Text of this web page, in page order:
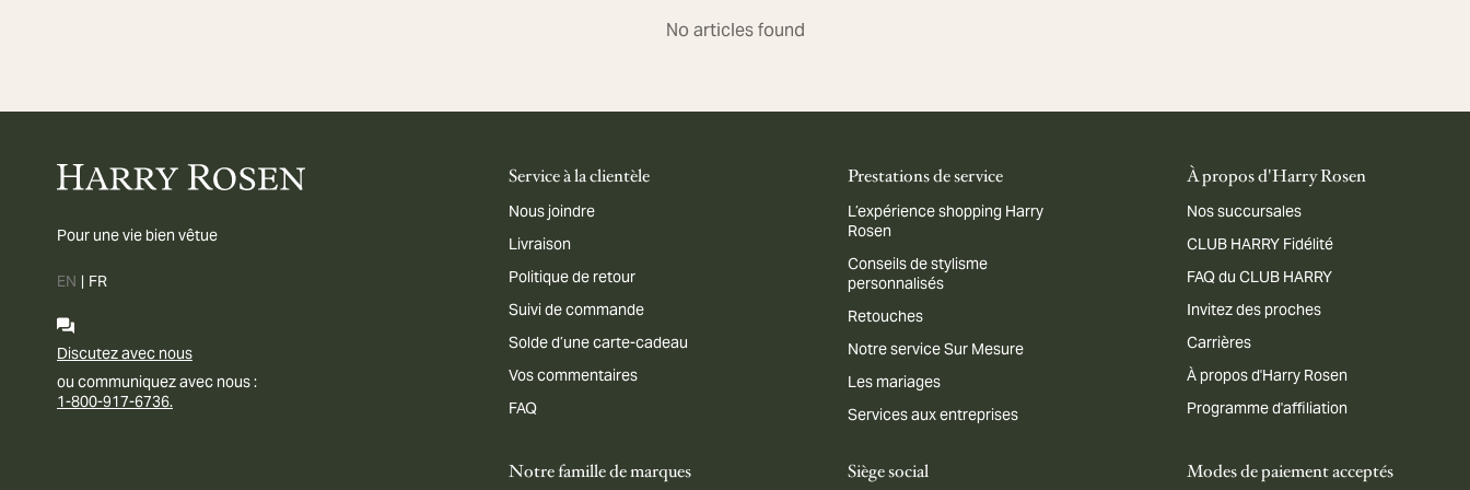
No articles found
Pour une vie bien vêtue
EN | FR
Discutez avec nous
ou communiquez avec nous :
1-800-917-6736.
Service à la clientèle
Nous joindre
Livraison
Politique de retour
Suivi de commande
Solde d’une carte-cadeau
Vos commentaires
FAQ
Prestations de service
L’expérience shopping Harry
Rosen
Conseils de stylisme
personnalisés
Retouches
Notre service Sur Mesure
Les mariages
Services aux entreprises
À propos d'Harry Rosen
Nos succursales
CLUB HARRY Fidélité
FAQ du CLUB HARRY
Invitez des proches
Carrières
À propos d'Harry Rosen
Programme d'affiliation
Notre famille de marques Siège social Modes de paiement acceptés